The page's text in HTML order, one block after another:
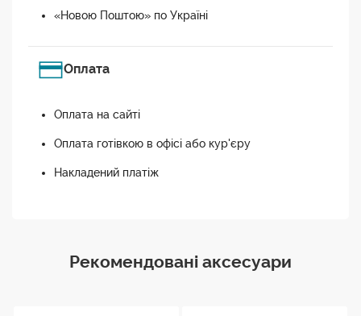
«Новою Поштою» по Україні
Оплата
Оплата на сайті
Оплата готівкою в офісі або кур'єру
Накладений платіж
Рекомендовані аксесуари